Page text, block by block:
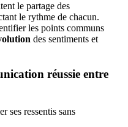
le partage des
le rythme de chacun.
les points communs
des sentiments et
réussie entre
ses ressentis sans